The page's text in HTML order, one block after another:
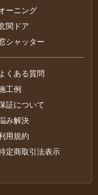
ーニング
関ドア
シャッター
くある質問
工例
証について
み解決
用規約
定商取引法表示